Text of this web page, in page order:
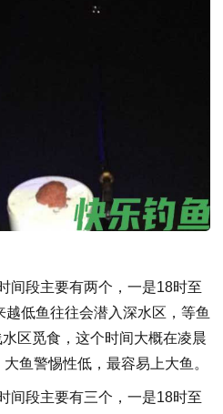
间段主要有两个，一是18时至
低鱼往往会潜入深水区，等鱼
区觅食，这个时间大概在凌晨
鱼警惕性低，最容易上大鱼。
间段主要有三个，一是18时至